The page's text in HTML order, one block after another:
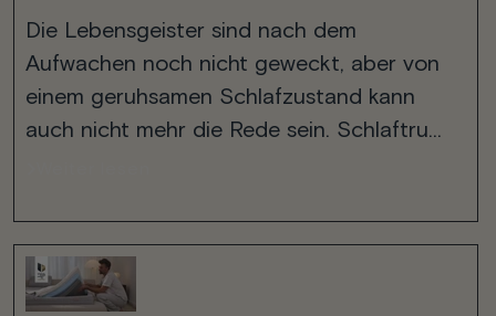
Die Lebensgeister sind nach dem
Aufwachen noch nicht geweckt, aber von
einem geruhsamen Schlafzustand kann
auch nicht mehr die Rede sein. Schlaftru...